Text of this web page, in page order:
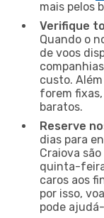
mais pelos
Verifique
Quando o
de voos
custo.
forem
baratos.
Reserve
dias para
Craiova
quinta-
caros aos
por isso,
pode